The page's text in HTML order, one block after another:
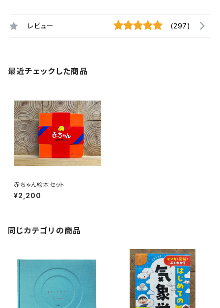
レビュー (297)
最近チェックした商品
赤ちゃん絵本セット
¥2,200
同じカテゴリの商品